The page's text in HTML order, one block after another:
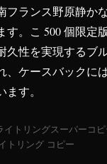
フランス野原静か
す。こ 500 個限定
久性を実現するブ
、ケースバックに
す。
イトリングスーパーコ
トリング コピー